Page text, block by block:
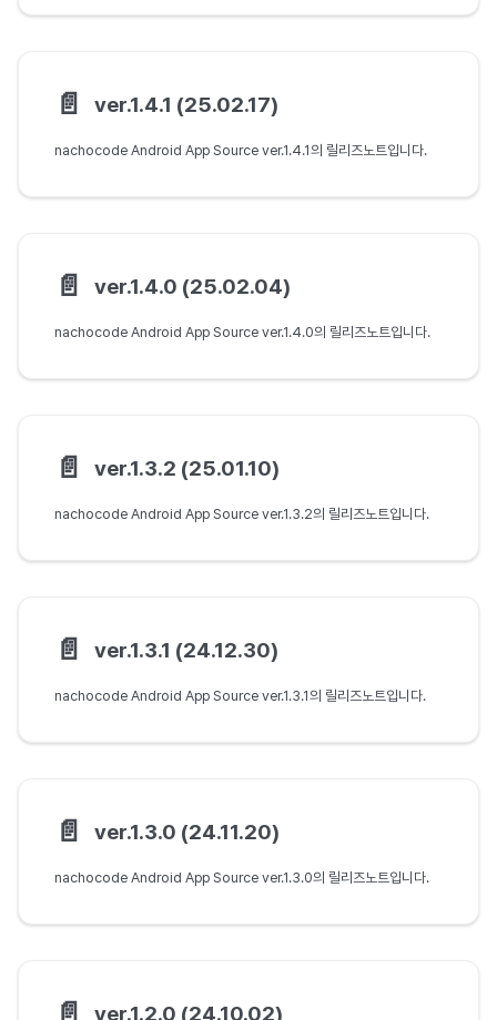
📄️ ver.1.4.1 (25.02.17)
nachocode Android App Source ver.1.4.1의 릴리즈노트입니다.
📄️ ver.1.4.0 (25.02.04)
nachocode Android App Source ver.1.4.0의 릴리즈노트입니다.
📄️ ver.1.3.2 (25.01.10)
nachocode Android App Source ver.1.3.2의 릴리즈노트입니다.
📄️ ver.1.3.1 (24.12.30)
nachocode Android App Source ver.1.3.1의 릴리즈노트입니다.
📄️ ver.1.3.0 (24.11.20)
nachocode Android App Source ver.1.3.0의 릴리즈노트입니다.
ver.1.2.0 (24.10.02)